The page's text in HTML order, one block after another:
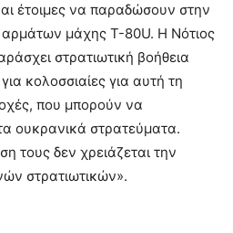
έτοιμες να παραδώσουν στην
μάχης T-80U. Η Νότιος
στρατιωτική βοήθεια
κολοσσιαίες για αυτή τη
που μπορούν να
ουκρανικά στρατεύματα.
τους δεν χρειάζεται την
στρατιωτικών».